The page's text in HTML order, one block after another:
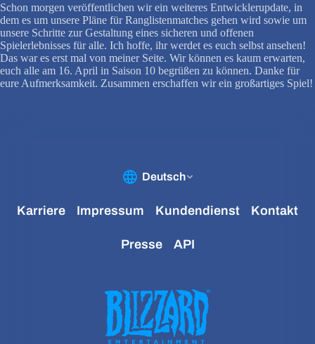
Schon morgen veröffentlichen wir ein weiteres Entwicklerupdate, in
dem es um unsere Pläne für Ranglistenmatches gehen wird sowie um
unsere Schritte zur Gestaltung eines sicheren und offenen
Spielerlebnisses für alle. Ich hoffe, ihr werdet es euch selbst ansehen!
Das war es erst mal von meiner Seite. Wir können es kaum erwarten,
euch alle am 16. April in Saison 10 begrüßen zu können. Danke für
eure Aufmerksamkeit. Zusammen erschaffen wir ein großartiges Spiel!